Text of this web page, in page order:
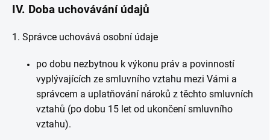
IV. Doba uchovávání údajů
1. Správce uchovává osobní údaje
po dobu nezbytnou k výkonu práv a povinností
vyplývajících ze smluvního vztahu mezi Vámi a
správcem a uplatňování nároků z těchto smluvních
vztahů (po dobu 15 let od ukončení smluvního
vztahu).